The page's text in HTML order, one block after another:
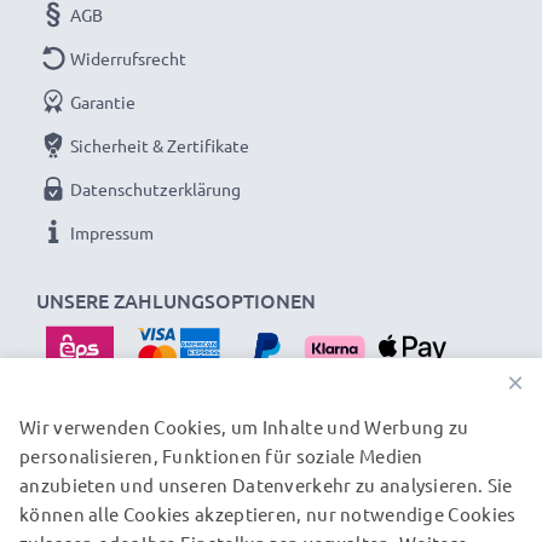
dass er exakt in das Akkufach Ihres Laptops passt.
UNSERE ZAHLUNGSOPTIONEN
AGB
Widerrufsrecht
Garantie
Sicherheit & Zertifikate
Datenschutzerklärung
Impressum
UNSERE VERSANDPARTNER
×
Wir verwenden Cookies, um Inhalte und Werbung zu
personalisieren, Funktionen für soziale Medien
anzubieten und unseren Datenverkehr zu analysieren. Sie
können alle Cookies akzeptieren, nur notwendige Cookies